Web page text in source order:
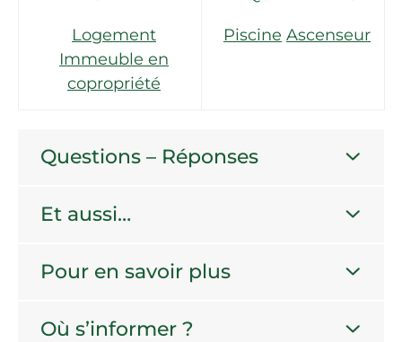
Logement
Immeuble en
copropriété
Piscine Ascenseur
Questions – Réponses
Et aussi…
Pour en savoir plus
Où s’informer ?